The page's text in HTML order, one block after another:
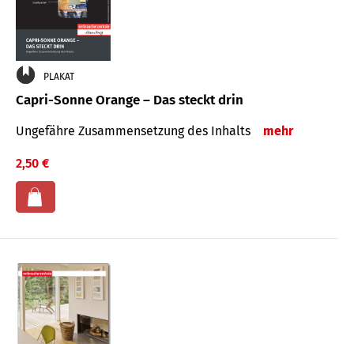
PLAKAT
Capri-Sonne Orange – Das steckt drin
Ungefähre Zu­sammen­setzung des Inhalts mehr
2,50 €